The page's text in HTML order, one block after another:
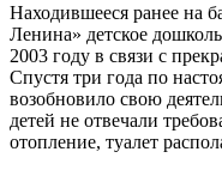
Находившееся ранее на
Ленина» детское
2003 году в связи с
Спустя три года по
возобновило свою
детей не отвечали
отопление, туалет